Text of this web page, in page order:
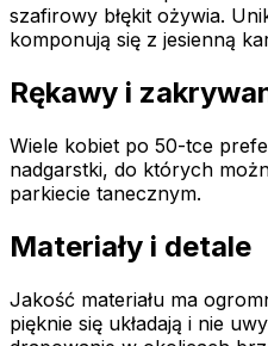
szafirowy błękit ożywia.
komponują się z jesienną
Rękawy i
Wiele kobiet po 50-tce
nadgarstki, do których
parkiecie tanecznym.
Materiały i detale
Jakość materiału ma
pięknie się układają i nie